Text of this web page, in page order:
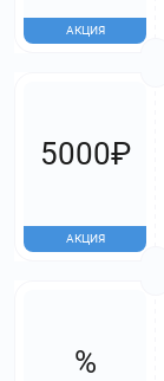
АКЦИЯ
5000₽
АКЦИЯ
%